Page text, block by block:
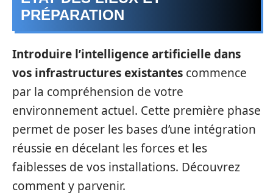
PRÉPARATION
Introduire l’intelligence artificielle dans
vos infrastructures existantes commence
par la compréhension de votre
environnement actuel. Cette première phase
permet de poser les bases d’une intégration
réussie en décelant les forces et les
faiblesses de vos installations. Découvrez
comment y parvenir.